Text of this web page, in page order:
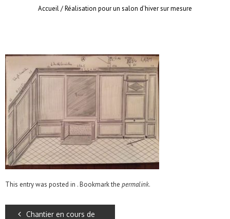
Accueil/Réalisation pour un salon d’hiver sur mesure
This entry was posted in . Bookmark the permalink.
Chantier en cours de